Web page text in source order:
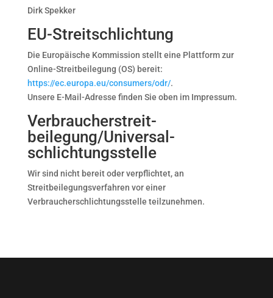
Dirk Spekker
EU-Streitschlichtung
Die Europäische Kommission stellt eine Plattform zur
Online-Streitbeilegung (OS) bereit:
https://ec.europa.eu/consumers/odr/.
Unsere E-Mail-Adresse finden Sie oben im Impressum.
Verbraucher­streit­
beilegung/Universal­
schlichtungs­stelle
Wir sind nicht bereit oder verpflichtet, an
Streitbeilegungsverfahren vor einer
Verbraucherschlichtungsstelle teilzunehmen.